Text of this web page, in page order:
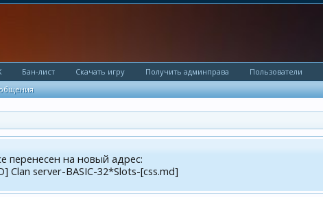
перенесен на новый адрес:
Clan server-BASIC-32*Slots-[css.md]
Бан-лист Скачать игру Получить админправа Пользователи